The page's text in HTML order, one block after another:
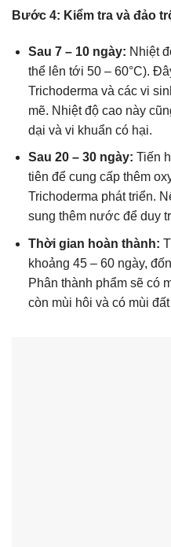
Bước 4: Kiểm tra và đảo
Sau 7 – 10 ngày: Nhiệt
thể lên tới 50 – 60°C).
Trichoderma và các vi
mẽ. Nhiệt độ cao này
dại và vi khuẩn có hại.
Sau 20 – 30 ngày: Tiến
tiên để cung cấp thêm
Trichoderma phát triển.
sung thêm nước để duy
Thời gian hoàn thành:
khoảng 45 – 60 ngày,
Phân thành phẩm sẽ có
còn mùi hôi và có mùi